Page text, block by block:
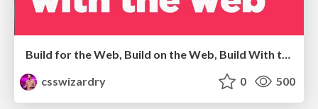
Build for the Web, Build on the Web, Build With the Web
csswizardry
0 500